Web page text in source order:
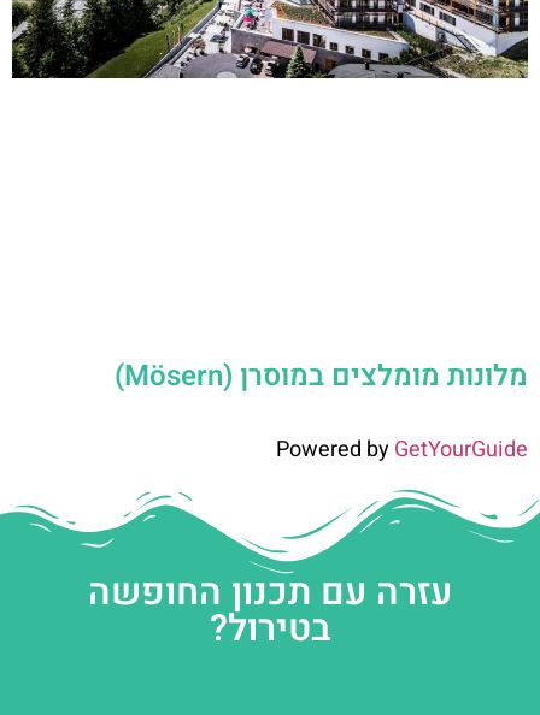
מלונות מומלצים במוסרן (Mösern)
Powered byGetYourGuide
עזרה עם תכנון החופשה
בטירול?